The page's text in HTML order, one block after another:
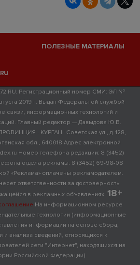
ПОЛЕЗНЫЕ МАТЕРИАЛЫ
Регистрационный номер СМИ: ЭЛ №
2019 г. Выдан Федеральной службой
связи, информационных технологий и
Главный редактор — Давыдова Ю.В.
- КУРГАН" Советская ул., д. 128,
обл., 640018 Адрес электронной
Номер телефона редакции: 8 (3452)
отдела рекламы: 8 (3452) 69-98-08
«Реклама» оплачены рекламодателем.
ответственности за достоверность
в рекламных объявлениях. 18+
На информационном ресурсе
технологии (информационные
информации на основе сбора,
и анализа сведений, относящихся к
сети "Интернет", находящихся на
Российской Федерации)